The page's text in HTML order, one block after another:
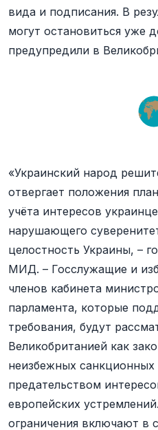
вида и подписания. В
могут остановиться уже
предупредили в
«Украинский народ
отвергает положения
учёта интересов
нарушающего
целостность Украины, –
МИД. – Госслужащие и
членов кабинета
парламента, которые
требования, будут
Великобританией как
неизбежных санкционных
предательством
европейских
ограничения включают в